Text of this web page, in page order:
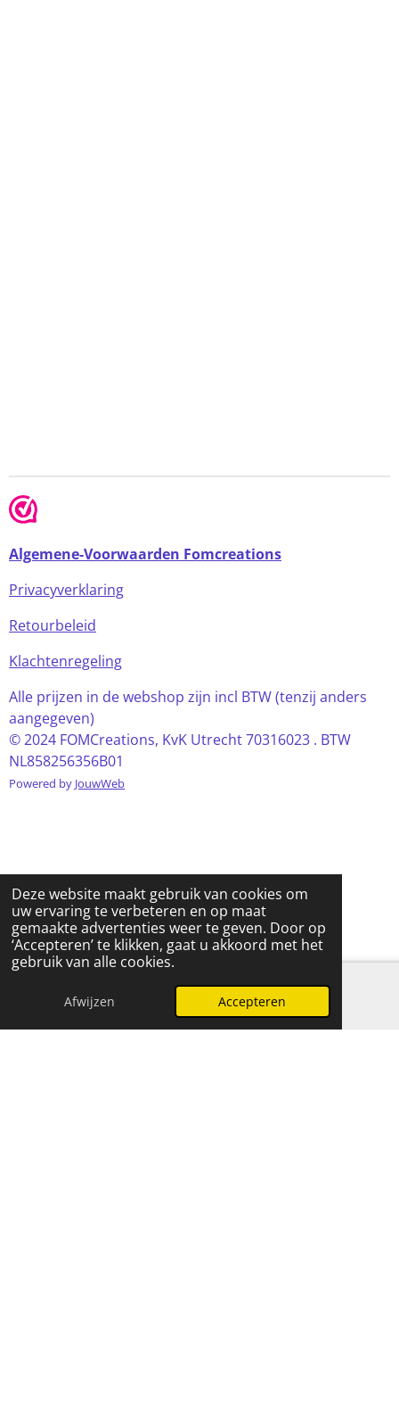
Deze website maakt gebruik van cookies om
uw ervaring te verbeteren en op maat
gemaakte advertenties weer te geven. Door op
‘Accepteren’ te klikken, gaat u akkoord met het
gebruik van alle cookies.
Afwijzen Accepteren
Algemene-Voorwaarden Fomcreations
Privacyverklaring
Retourbeleid
Klachtenregeling
Alle prijzen in de webshop zijn incl BTW (tenzij anders
aangegeven)
© 2024 FOMCreations, KvK Utrecht 70316023 . BTW
NL858256356B01
Powered by JouwWeb
E-mailadres